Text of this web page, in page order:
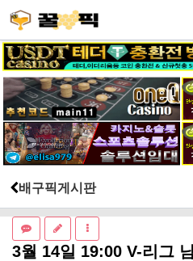
배구픽게시판
3월 14일 19:00 V-리그